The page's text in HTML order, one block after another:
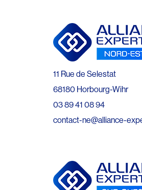
11 Rue de Selestat
68180 Horbourg-Wihr
03 89 41 08 94
contact-ne@alliance-